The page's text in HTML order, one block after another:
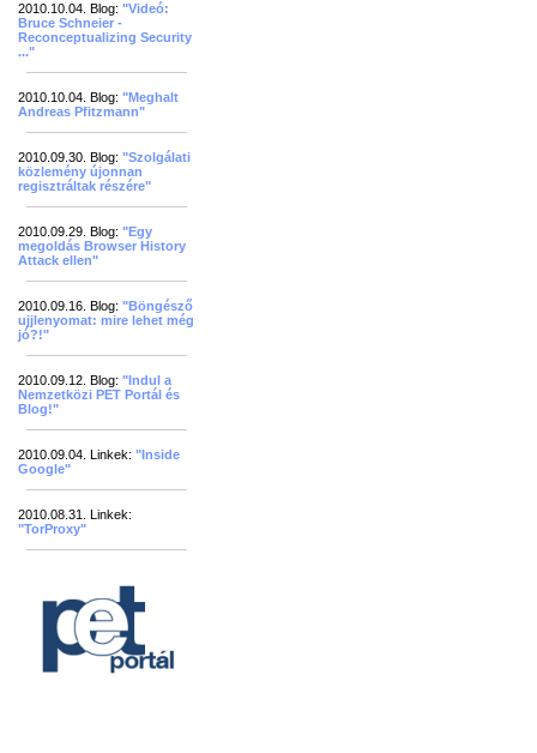
2010.10.04. Blog: "Videó:
Bruce Schneier -
Reconceptualizing Security
..."
2010.10.04. Blog: "Meghalt
Andreas Pfitzmann"
2010.09.30. Blog: "Szolgálati
közlemény újonnan
regisztráltak részére"
2010.09.29. Blog: "Egy
megoldás Browser History
Attack ellen"
2010.09.16. Blog: "Böngésző
ujjlenyomat: mire lehet még
jó?!"
2010.09.12. Blog: "Indul a
Nemzetközi PET Portál és
Blog!"
2010.09.04. Linkek: "Inside
Google"
2010.08.31. Linkek:
"TorProxy"